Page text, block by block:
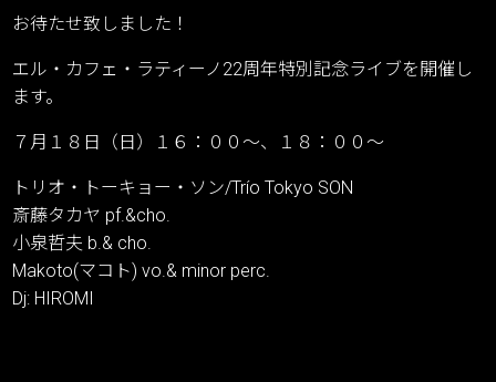
お待たせ致しました！
エル・カフェ・ラティーノ22周年特別記念ライブを開催し
ます。
７月１８日（日）１６：００～、１８：００～
トリオ・トーキョー・ソン/Trío Tokyo SON
斎藤タカヤ pf.&cho.
小泉哲夫 b.& cho.
Makoto(マコト) vo.& minor perc.
Dj: HIROMI